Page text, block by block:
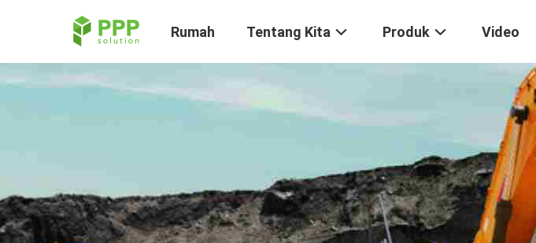
Rumah Tentang Kita Produk Video